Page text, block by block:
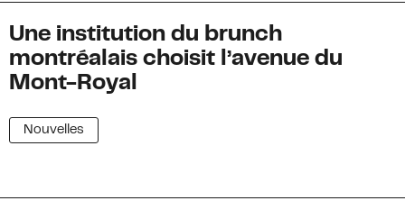
Une institution du brunch
montréalais choisit l’avenue du
Mont-Royal
Nouvelles